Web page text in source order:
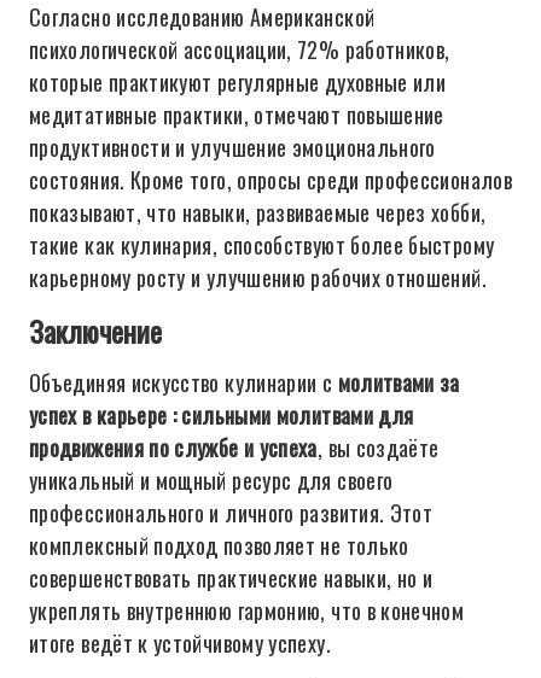
Согласно исследованию Американской
психологической ассоциации, 72% работников,
которые практикуют регулярные духовные или
медитативные практики, отмечают повышение
продуктивности и улучшение эмоционального
состояния. Кроме того, опросы среди профессионалов
показывают, что навыки, развиваемые через хобби,
такие как кулинария, способствуют более быстрому
карьерному росту и улучшению рабочих отношений.
Заключение
Объединяя искусство кулинарии с молитвами за
успех в карьере : сильными молитвами для
продвижения по службе и успеха, вы создаёте
уникальный и мощный ресурс для своего
профессионального и личного развития. Этот
комплексный подход позволяет не только
совершенствовать практические навыки, но и
укреплять внутреннюю гармонию, что в конечном
итоге ведёт к устойчивому успеху.